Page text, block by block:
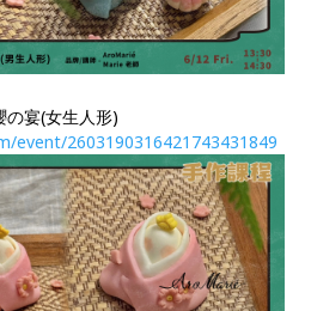
宴(女生人形)
event/2603190316421743431849​​​​​​​